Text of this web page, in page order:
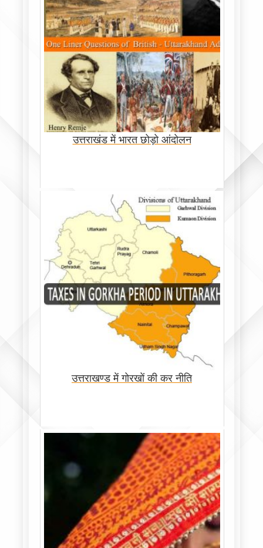
उत्तराखंड में भारत छोड़ो आंदोलन
उत्तराखण्ड में गोरखों की कर नीति